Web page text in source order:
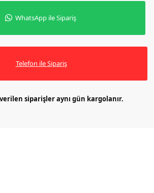
WhatsApp ile Sipariş
Telefon ile Sipariş
verilen siparişler aynı gün kargolanır.